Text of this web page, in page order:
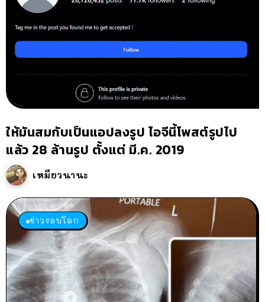
ให้มันสมกับเป็นแอปลงรูป ไอจีนี้โพสต์รูปไป
แล้ว 28 ล้านรูป ตั้งแต่ มี.ค. 2019
เหมียวนานะ
ข่าวรอบโลก